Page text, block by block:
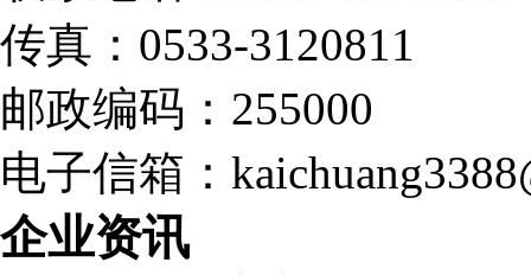
传真：0533-3120811
邮政编码：255000
电子信箱：
企业资讯